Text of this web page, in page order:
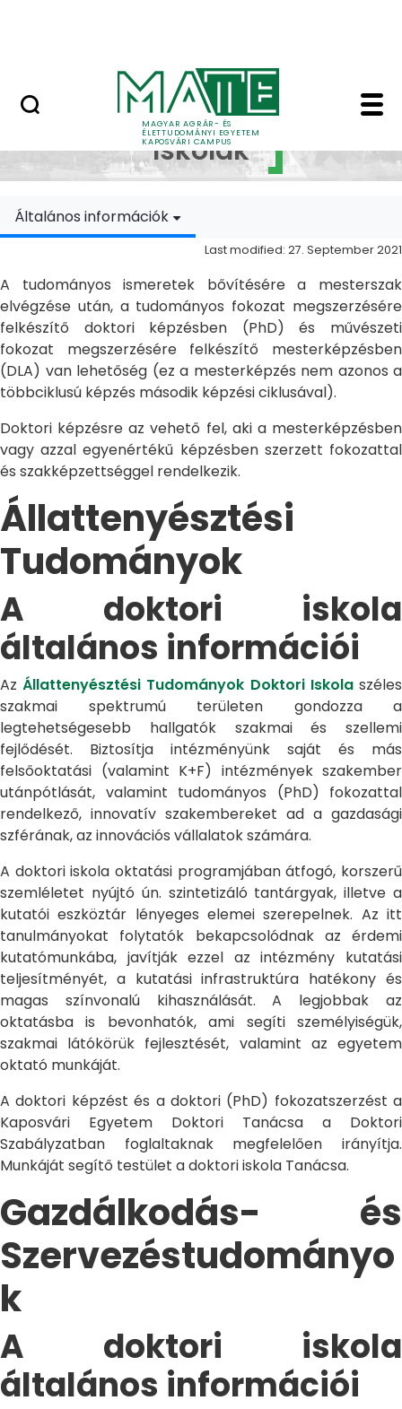
MAGYAR AGRÁR- ÉS
ÉLETTUDOMÁNYI EGYETEM
KAPOSVÁRI CAMPUS
Doktori Iskolák -
Doktori
Iskolák
Általános információk
Last modified: 27. September 2021
A tudományos ismeretek bővítésére a mesterszak
elvégzése után, a tudományos fokozat megszerzésére
felkészítő doktori képzésben (PhD) és művészeti
fokozat megszerzésére felkészítő mesterképzésben
(DLA) van lehetőség (ez a mesterképzés nem azonos a
többciklusú képzés második képzési ciklusával).
Doktori képzésre az vehető fel, aki a mesterképzésben
vagy azzal egyenértékű képzésben szerzett fokozattal
és szakképzettséggel rendelkezik.
Állattenyésztési
Tudományok
A doktori iskola
általános információi
AzÁllattenyésztési Tudományok Doktori Iskolaszéles
szakmai spektrumú területen gondozza a
legtehetségesebb hallgatók szakmai és szellemi
fejlődését. Biztosítja intézményünk saját és más
felsőoktatási (valamint K+F) intézmények szakember
utánpótlását, valamint tudományos (PhD) fokozattal
rendelkező, innovatív szakembereket ad a gazdasági
szférának, az innovációs vállalatok számára.
A doktori iskola oktatási programjában átfogó, korszerű
szemléletet nyújtó ún. szintetizáló tantárgyak, illetve a
kutatói eszköztár lényeges elemei szerepelnek. Az itt
tanulmányokat folytatók bekapcsolódnak az érdemi
kutatómunkába, javítják ezzel az intézmény kutatási
teljesítményét, a kutatási infrastruktúra hatékony és
magas színvonalú kihasználását. A legjobbak az
oktatásba is bevonhatók, ami segíti személyiségük,
szakmai látókörük fejlesztését, valamint az egyetem
oktató munkáját.
A doktori képzést és a doktori (PhD) fokozatszerzést a
Kaposvári Egyetem Doktori Tanácsa a Doktori
Szabályzatban foglaltaknak megfelelően irányítja.
Munkáját segítő testület a doktori iskola Tanácsa.
Gazdálkodás- és
Szervezéstudományo
k
A doktori iskola
általános információi